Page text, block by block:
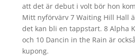
att det är debut i volt bör hon
Mitt nyförvärv 7 Waiting Hill Hall
det kan bli en tappstart. 8 Alpha
och 10 Dancin in the Rain är
kupong.